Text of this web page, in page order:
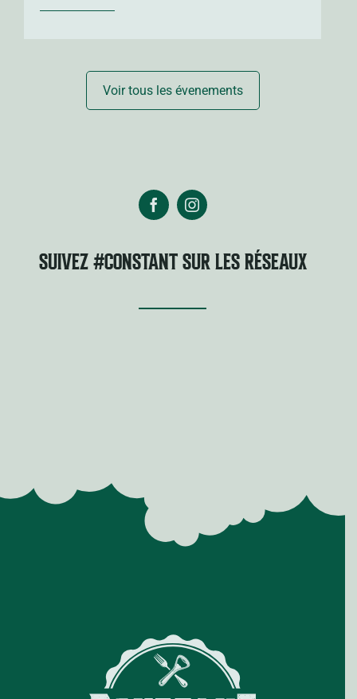
Voir tous les évenements
SUIVEZ #CONSTANT SUR LES RÉSEAUX